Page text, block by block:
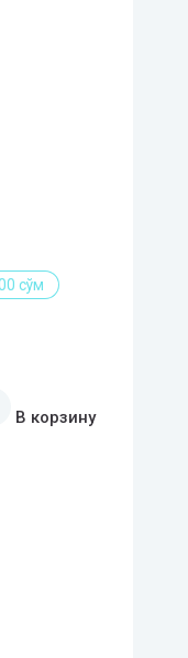
сўм
В корзину